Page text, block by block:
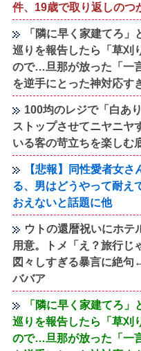
件、19歳で取り返しのつ
「隣に早く家建てろ
巡りを報告したら「草刈
ので…旦那が放った「一
を逆手にとった神対応す
100均のレジで「白あ
ストップさせてニヤニヤ
いる客の苛立ちを楽しむ
【悲報】同性愛者女
る、男はどうやって耐
おえないと話題に他
ウトの還暦祝いにホテ
用意。トメ「え？旅行じ
図々しすぎる暴言に絶
ババア
「隣に早く家建てろ
巡りを報告したら「草刈
ので…旦那が放った「一